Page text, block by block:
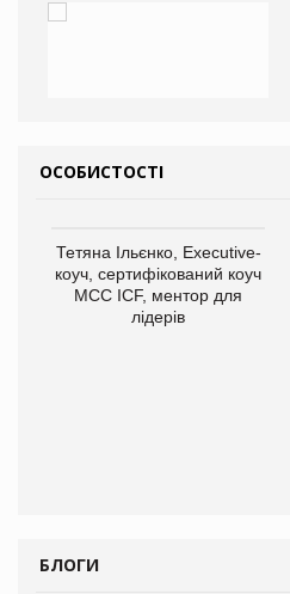
ОСОБИСТОСТІ
Тетяна Ільєнко, Executive-
коуч, сертифікований коуч
МСС ICF, ментор для
лідерів
БЛОГИ